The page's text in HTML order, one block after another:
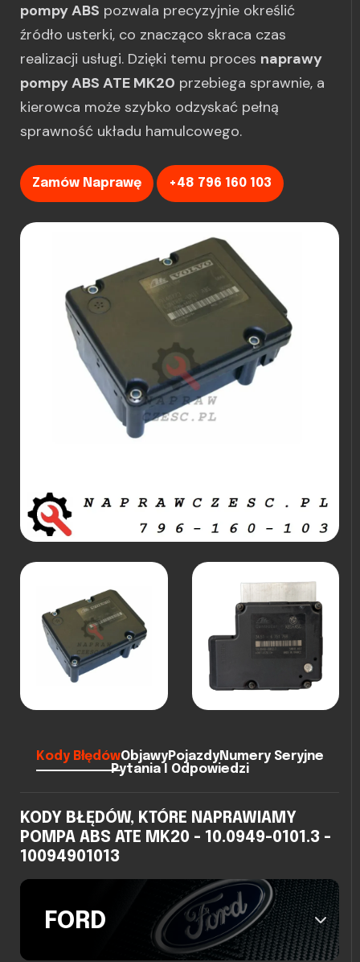
pompy ABS pozwala precyzyjnie określić
źródło usterki, co znacząco skraca czas
realizacji usługi. Dzięki temu proces naprawy
pompy ABS ATE MK20 przebiega sprawnie, a
kierowca może szybko odzyskać pełną
sprawność układu hamulcowego.
Zamów Naprawę +48 796 160 103
Kody BłędówObjawyPojazdyNumery Seryjne
Pytania I Odpowiedzi
KODY BŁĘDÓW, KTÓRE NAPRAWIAMY
POMPA ABS ATE MK20 - 10.0949-0101.3 -
10094901013
FORD